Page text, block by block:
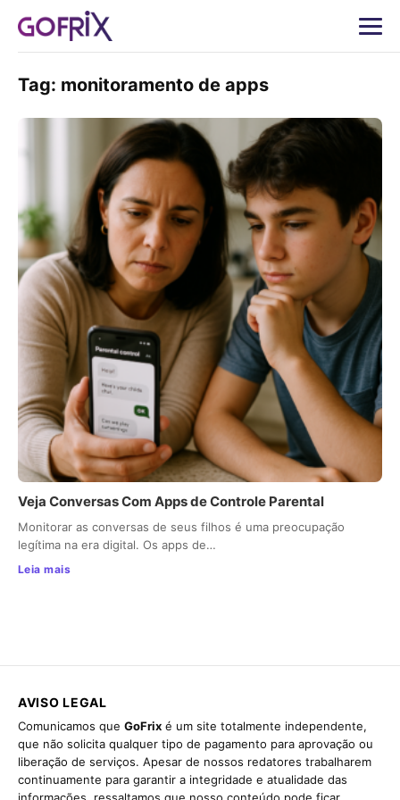
Tag: monitoramento de apps
Veja Conversas Com Apps de Controle Parental
Monitorar as conversas de seus filhos é uma preocupação
legítima na era digital. Os apps de…
Leia mais
AVISO LEGAL
Comunicamos que GoFrix é um site totalmente independente,
que não solicita qualquer tipo de pagamento para aprovação ou
liberação de serviços. Apesar de nossos redatores trabalharem
continuamente para garantir a integridade e atualidade das